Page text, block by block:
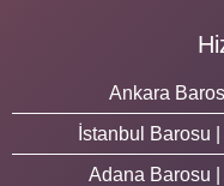
Ankara
İstanbul Barosu
Adana Barosu